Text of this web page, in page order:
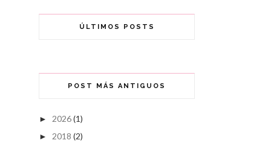
ÚLTIMOS POSTS
POST MÁS ANTIGUOS
► 2026(1)
► 2018 (2)